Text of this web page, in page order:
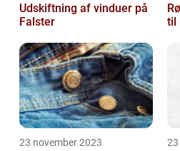
Udskiftning af vinduer på
Falster
til
23 november 2023 23